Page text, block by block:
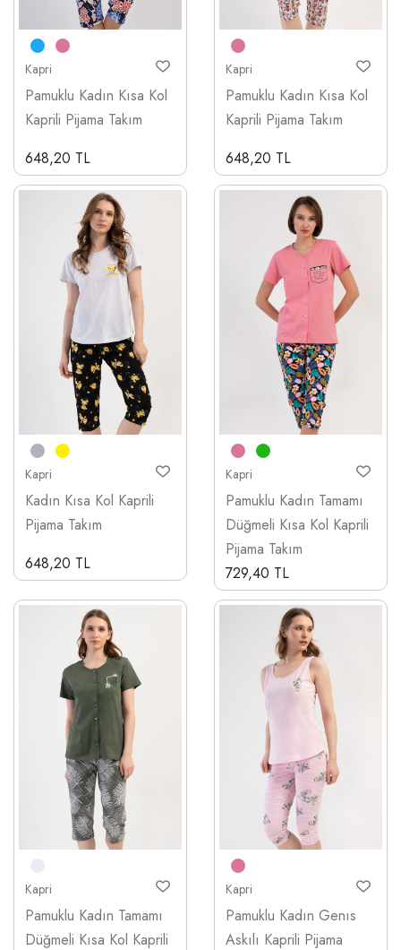
Kapri
Pamuklu Kadın Kısa Kol
Kaprili Pijama Takım
648,20 TL
Kapri
Pamuklu Kadın Kısa Kol
Kaprili Pijama Takım
648,20 TL
Kapri
Kadın Kısa Kol Kaprili
Pijama Takım
648,20 TL
Kapri
Pamuklu Kadın Tamamı
Düğmeli Kısa Kol Kaprili
Pijama Takım
729,40 TL
Kapri
Pamuklu Kadın Tamamı
Düğmeli Kısa Kol Kaprili
Kapri
Pamuklu Kadın Genıs
Askılı Kaprili Pijama